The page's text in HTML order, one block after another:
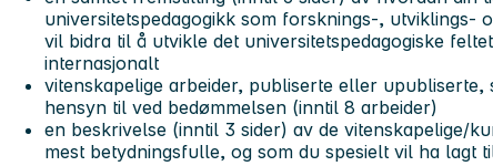
universitetspedagogikk som forsknings-, utviklings-
vil bidra til å utvikle det universitetspedagogiske
internasjonalt
vitenskapelige arbeider, publiserte eller upubliserte,
hensyn til ved bedømmelsen (inntil 8 arbeider)
en beskrivelse (inntil 3 sider) av de vitenskapelige/
mest betydningsfulle, og som du spesielt vil ha lagt